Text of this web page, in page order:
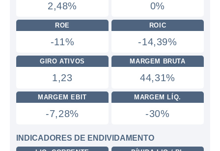
2,48% 0%
ROE
-11%
ROIC
-14,39%
GIRO ATIVOS
1,23
MARGEM BRUTA
44,31%
MARGEM EBIT
-7,28%
MARGEM LÍQ.
-30%
INDICADORES DE ENDIVIDAMENTO